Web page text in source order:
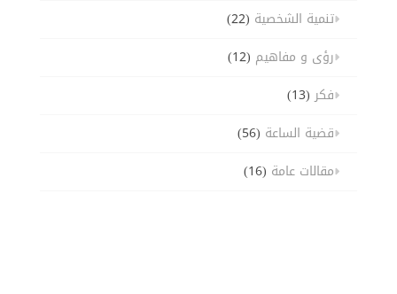
تنمية الشخصية (22)
رؤى و مفاهيم (12)
فكر(13)
قضية الساعة (56)
مقالات عامة (16)